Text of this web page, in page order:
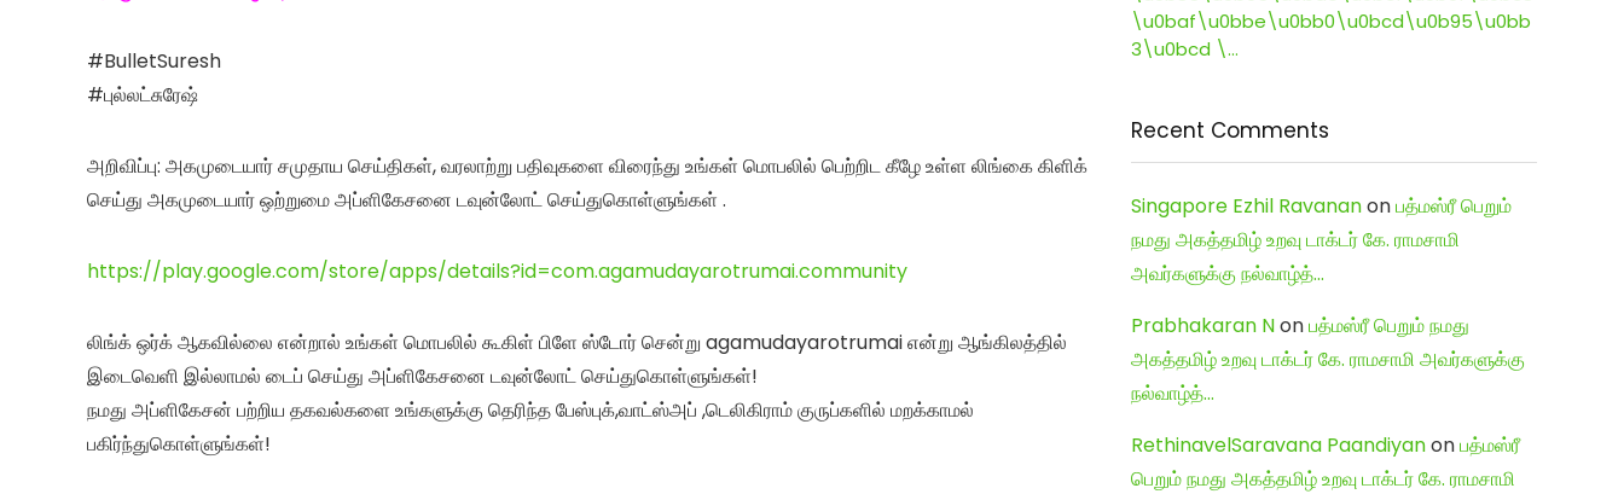
#BulletSuresh
#புல்லட்சுரேஷ்
அறிவிப்பு: அகமுடையார் சமுதாய செய்திகள், வரலாற்று பதிவுகளை விரைந்து உங்கள் மொபலில் பெற்றிட கீழே உள்ள லிங்கை கிளிக்
செய்து அகமுடையார் ஒற்றுமை அப்ளிகேசனை டவுன்லோட் செய்துகொள்ளுங்கள் .
https://play.google.com/store/apps/details?id=com.agamudayarotrumai.community
லிங்க் ஒர்க் ஆகவில்லை என்றால் உங்கள் மொபலில் கூகிள் பிளே ஸ்டோர் சென்று agamudayarotrumai என்று ஆங்கிலத்தில்
இடைவெளி இல்லாமல் டைப் செய்து அப்ளிகேசனை டவுன்லோட் செய்துகொள்ளுங்கள்!
நமது அப்ளிகேசன் பற்றிய தகவல்களை உங்களுக்கு தெரிந்த பேஸ்புக்,வாட்ஸ்அப் ,டெலிகிராம் குருப்களில் மறக்காமல்
பகிர்ந்துகொள்ளுங்கள்!
\u0baf\u0bbe\u0bb0\u0bcd\u0b95\u0bb
3\u0bcd \…
Recent Comments
Singapore Ezhil Ravananonபத்மஸ்ரீ பெறும்
நமது அகத்தமிழ் உறவு டாக்டர் கே. ராமசாமி
அவர்களுக்கு நல்வாழ்த்…
Prabhakaran Nonபத்மஸ்ரீ பெறும் நமது
அகத்தமிழ் உறவு டாக்டர் கே. ராமசாமி அவர்களுக்கு
நல்வாழ்த்…
RethinavelSaravana Paandiyanonபத்மஸ்ரீ
பெறும் நமது அகத்தமிழ் உறவு டாக்டர் கே. ராமசாமி